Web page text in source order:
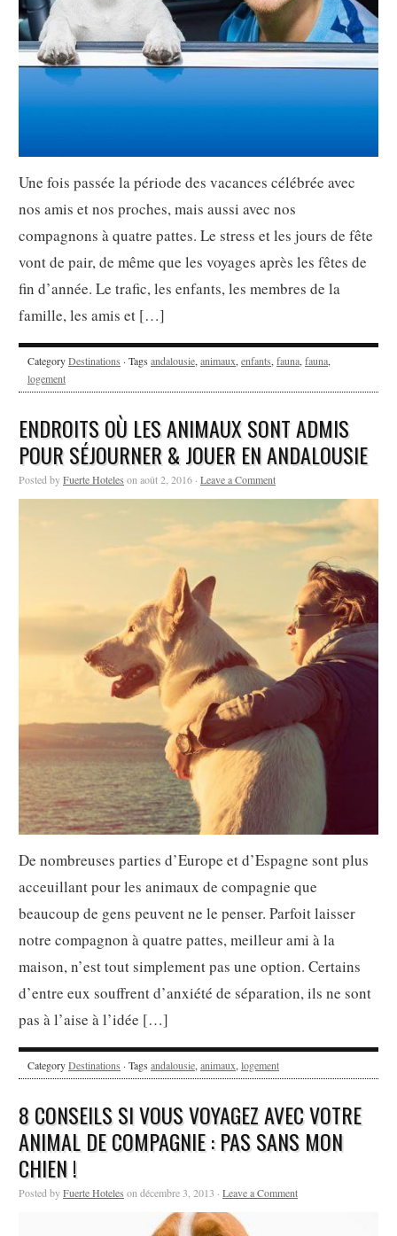
Une fois passée la période des vacances célébrée avec
nos amis et nos proches, mais aussi avec nos
compagnons à quatre pattes. Le stress et les jours de fête
vont de pair, de même que les voyages après les fêtes de
fin d’année. Le trafic, les enfants, les membres de la
famille, les amis et […]
CategoryDestinations · Tags andalousie, animaux, enfants, fauna, fauna,
logement
ENDROITS OÙ LES ANIMAUX SONT ADMIS
POUR SÉJOURNER & JOUER EN ANDALOUSIE
Posted byFuerte Hoteles on août 2, 2016 · Leave a Comment
De nombreuses parties d’Europe et d’Espagne sont plus
acceuillant pour les animaux de compagnie que
beaucoup de gens peuvent ne le penser. Parfoit laisser
notre compagnon à quatre pattes, meilleur ami à la
maison, n’est tout simplement pas une option. Certains
d’entre eux souffrent d’anxiété de séparation, ils ne sont
pas à l’aise à l’idée […]
CategoryDestinations · Tags andalousie, animaux, logement
8 CONSEILS SI VOUS VOYAGEZ AVEC VOTRE
ANIMAL DE COMPAGNIE : PAS SANS MON
CHIEN !
Posted byFuerte Hoteles on décembre 3, 2013 · Leave a Comment